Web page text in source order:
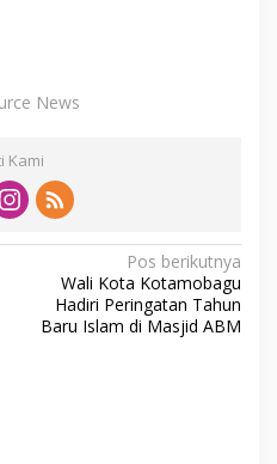
News
Kami
Pos berikutnya
Wali Kota Kotamobagu
Hadiri Peringatan Tahun
Baru Islam di Masjid ABM